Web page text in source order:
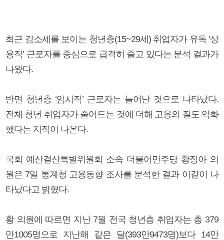
최근 감소세를 보이는 청년층(15~29세) 취업자가 유독 ‘상
용직’ 근로자를 중심으로 급격히 줄고 있다는 분석 결과가
나왔다.
반면 청년층 ‘임시직’ 근로자는 늘어난 것으로 나타났다.
전체 청년 취업자가 줄어드는 것에 더해 고용의 질도 악화
했다는 지적이 나온다.
국회 예산결산특별위원회 소속 더불어민주당 황정아 의
원은 7일 통계청 고용동향 조사를 분석한 결과 이같이 나
타났다고 밝혔다.
황 의원에 따르면 지난 7월 전국 청년층 취업자는 총 379
만1005명으로 지난해 같은 달(393만9473명)보다 14만